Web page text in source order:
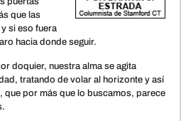
que las
si eso fuera
hacia donde seguir.
doquier, nuestra alma se agita
tratando de volar al horizonte y así
que por más que lo buscamos, parece